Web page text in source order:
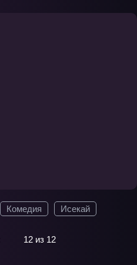
Комедия Исекай
12 из 12